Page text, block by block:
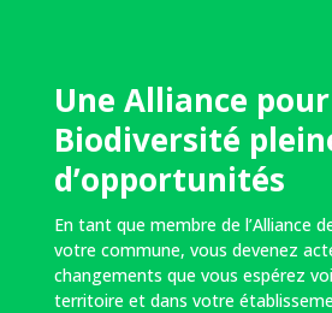
Une Alliance
Biodiversité
d’opportunités
En tant que membre de l’Alliance
votre commune, vous devenez
changements que vous espérez
territoire et dans votre